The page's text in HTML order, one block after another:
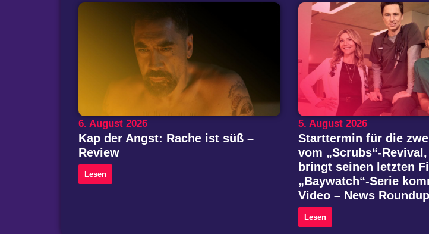
6. August 2026
Kap der Angst: Rache ist süß –
Review
Lesen
5. August 2026
Starttermin für die
vom „Scrubs“-
bringt seinen letzten
„Baywatch“-Serie
Video – News Roundup
Lesen